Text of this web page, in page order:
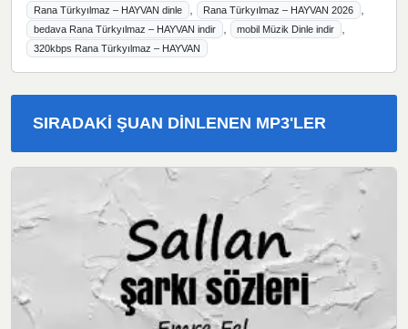
Rana Türkyılmaz – HAYVAN dinle Rana Türkyılmaz – HAYVAN 2026
bedava Rana Türkyılmaz – HAYVAN indir mobil Müzik Dinle indir
320kbps Rana Türkyılmaz – HAYVAN
SIRADAKI ŞUAN DINLENEN MP3'LER